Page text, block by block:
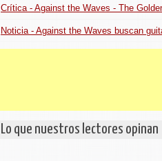
Crítica - Against the Waves - The
Noticia - Against the Waves buscan
Lo que nuestros lectores opinan